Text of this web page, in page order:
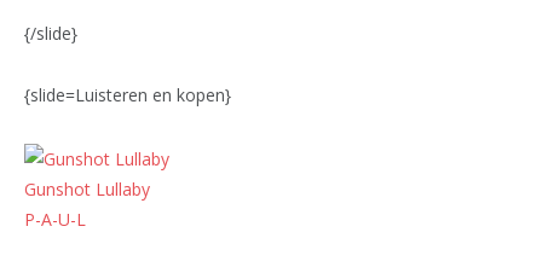
{/slide}
{slide=Luisteren en kopen}
Gunshot Lullaby
P-A-U-L